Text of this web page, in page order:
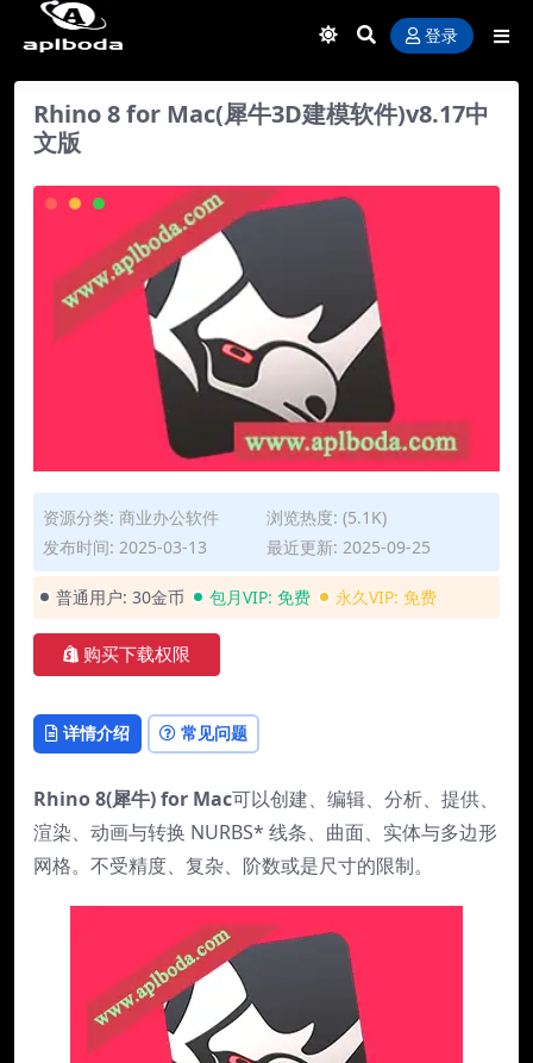
登录
Rhino 8 for Mac(犀牛3D建模软件)v8.17中
文版
资源分类: 商业办公软件
浏览热度: (5.1K)
发布时间: 2025-03-13
最近更新: 2025-09-25
普通用户: 30金币 包月VIP: 免费 永久VIP: 免费
购买下载权限
详情介绍 常见问题
Rhino 8(犀牛) for Mac可以创建、编辑、分析、提供、
渲染、动画与转换 NURBS* 线条、曲面、实体与多边形
网格。不受精度、复杂、阶数或是尺寸的限制。